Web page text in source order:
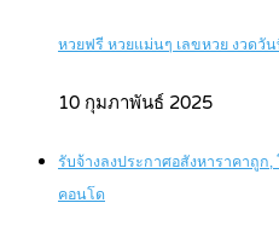
หวยฟรี หวยแม่นๆ เลขหวย งวดวั
10 กุมภาพันธ์ 2025
รับจ้างลงประกาศอสังหาราคาถู
คอนโด